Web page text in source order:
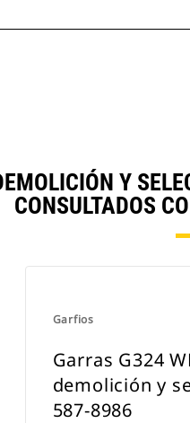
Y
CONSULTADOS
Garfios
Garras G324
demolición y
587-8986